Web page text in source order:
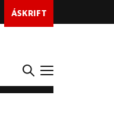
ÁSKRIFT